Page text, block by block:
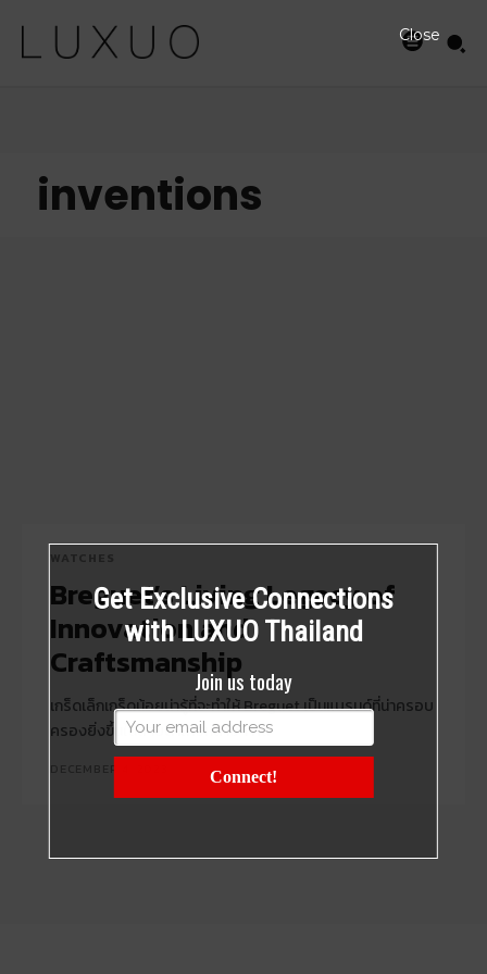
inventions
Breguet’s Living Legacy of
Innovation and
Craftsmanship
เกร็ดเล็กเกร็ดน้อยน่ารู้ที่จะทำให้ Breguet เป็นแบรนด์ที่น่าครอบ
ครองยิ่งขึ้นในสายตาใครหลายๆ คน
Get Exclusive Connections
with LUXUO Thailand
Join us today
Connect!
Close